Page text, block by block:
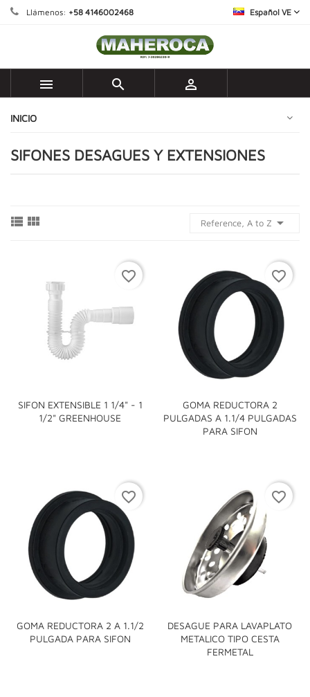
Llámenos: +58 4146002468 Español VE
  
INICIO
SIFONES DESAGUES Y EXTENSIONES
  Reference, A to Z 
SIFON EXTENSIBLE 1 1/4" - 1
1/2" GREENHOUSE
favorite_border
GOMA REDUCTORA 2
PULGADAS A 1.1/4 PULGADAS
PARA SIFON
favorite_border
GOMA REDUCTORA 2 A 1.1/2
PULGADA PARA SIFON
favorite_border
DESAGUE PARA LAVAPLATO
METALICO TIPO CESTA
FERMETAL
favorite_border